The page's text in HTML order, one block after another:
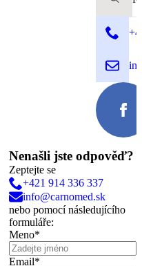
Nenašli jste odpověď?
Zeptejte se
+421 914 336 337
info@carnomed.sk
nebo pomocí následujícího
formuláře:
Meno*
Email*